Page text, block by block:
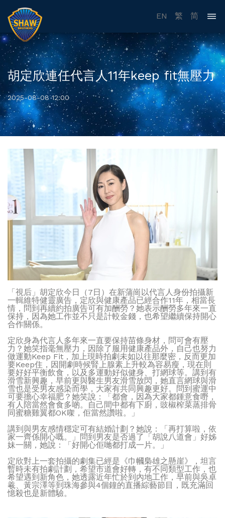
EN 繁 简
胡定欣連任代言人11年keep fit無壓力
2025-08-08 12:00
「視后」胡定欣今日（7日）在新蒲崗以代言人身份拍攝新
一輯維特健靈廣告，定欣與健康產品已經合作11年，相當長
情，問到再續約拍廣告可有加酬勞？她表示酬勞多年來一直
保持，因為她工作並不只是計較金錢，也希望繼續保持開心
合作關係。
定欣身為代言人多年來一直要保持苗條身材，問可會有壓
力？她笑指毫無壓力，因除了服用健康產品外，自己也努力
做運動Keep Fit，加上現時拍劇未如以往那麼密，反而更加
要Keep住，因開劇時候腎上腺素上升較為容易瘦，現在則
要好好平衡飲食，以及多運動好似健身、打網球等。講到有
滑雪新興趣，早前更與醫生男友滑雪放閃，她直言網球與滑
雪也是受男友感染而學，大家有共同興趣更好。問到蜜運中
可要擔心幸福肥？她笑說：「都會，因為大家都鍾意食嘢，
有人陪當然會食多啲。自己間中都有下廚，豉椒榨菜蒸排骨
同蜜糖雞翼都OK㗎，佢當然讚啦。」
講到與男友感情穩定可有結婚計劃？她說：「再打算啦，依
家一齊係開心嘅。」問到男友是否過了「胡說八道會」好姊
妹一關，她說：「好開心佢哋都打成一片。」
定欣對上一套拍攝的劇集已經是《巾幗梟雄之懸崖》，坦言
暫時未有拍劇計劃，希望市道會好轉，有不同類型工作，也
希望遇到新角色，她透露近年忙於到內地工作，早前與吳卓
羲、黃宗澤等到珠海參與4個鐘的直播綜藝節目，既充滿回
憶殺也是新體驗。